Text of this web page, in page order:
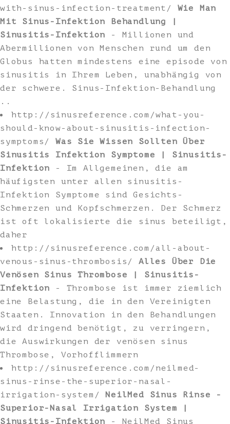
with-sinus-infection-treatment/ Wie Man
Mit Sinus-Infektion Behandlung |
Sinusitis-Infektion - Millionen und
Abermillionen von Menschen rund um den
Globus hatten mindestens eine episode von
sinusitis in Ihrem Leben, unabhängig von
der schwere. Sinus-Infektion-Behandlung
..
http://sinusreference.com/what-you-
should-know-about-sinusitis-infection-
symptoms/Was Sie Wissen Sollten Über
Sinusitis Infektion Symptome | Sinusitis-
Infektion - Im Allgemeinen, die am
häufigsten unter allen sinusitis-
Infektion Symptome sind Gesichts-
Schmerzen und Kopfschmerzen. Der Schmerz
ist oft lokalisierte die sinus beteiligt,
daher
http://sinusreference.com/all-about-
venous-sinus-thrombosis/Alles Über Die
Venösen Sinus Thrombose | Sinusitis-
Infektion - Thrombose ist immer ziemlich
eine Belastung, die in den Vereinigten
Staaten. Innovation in den Behandlungen
wird dringend benötigt, zu verringern,
die Auswirkungen der venösen sinus
Thrombose, Vorhofflimmern
http://sinusreference.com/neilmed-
sinus-rinse-the-superior-nasal-
irrigation-system/ NeilMed Sinus Rinse -
Superior-Nasal Irrigation System |
Sinusitis-Infektion - NeilMed Sinus